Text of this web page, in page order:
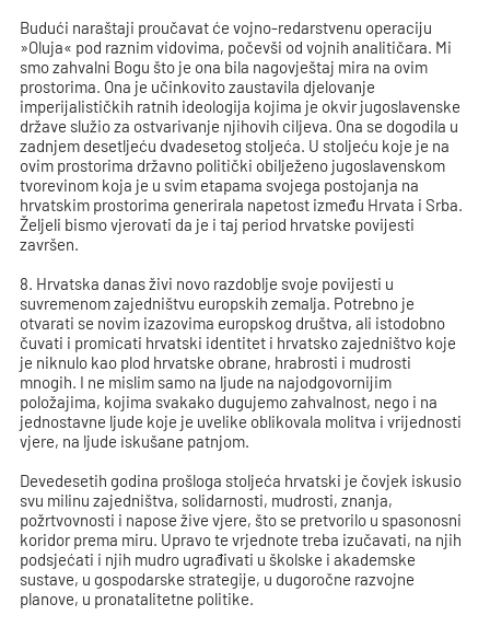
Budući naraštaji proučavat će vojno-redarstvenu operaciju
»Oluja« pod raznim vidovima, počevši od vojnih analitičara. Mi
smo zahvalni Bogu što je ona bila nagovještaj mira na ovim
prostorima. Ona je učinkovito zaustavila djelovanje
imperijalističkih ratnih ideologija kojima je okvir jugoslavenske
države služio za ostvarivanje njihovih ciljeva. Ona se dogodila u
zadnjem desetljeću dvadesetog stoljeća. U stoljeću koje je na
ovim prostorima državno politički obilježeno jugoslavenskom
tvorevinom koja je u svim etapama svojega postojanja na
hrvatskim prostorima generirala napetost između Hrvata i Srba.
Željeli bismo vjerovati da je i taj period hrvatske povijesti
završen.
8. Hrvatska danas živi novo razdoblje svoje povijesti u
suvremenom zajedništvu europskih zemalja. Potrebno je
otvarati se novim izazovima europskog društva, ali istodobno
čuvati i promicati hrvatski identitet i hrvatsko zajedništvo koje
je niknulo kao plod hrvatske obrane, hrabrosti i mudrosti
mnogih. I ne mislim samo na ljude na najodgovornijim
položajima, kojima svakako dugujemo zahvalnost, nego i na
jednostavne ljude koje je uvelike oblikovala molitva i vrijednosti
vjere, na ljude iskušane patnjom.
Devedesetih godina prošloga stoljeća hrvatski je čovjek iskusio
svu milinu zajedništva, solidarnosti, mudrosti, znanja,
požrtvovnosti i napose žive vjere, što se pretvorilo u spasonosni
koridor prema miru. Upravo te vrjednote treba izučavati, na njih
podsjećati i njih mudro ugrađivati u školske i akademske
sustave, u gospodarske strategije, u dugoročne razvojne
planove, u pronatalitetne politike.